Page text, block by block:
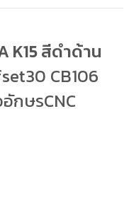
K15 สีดำด้าน
CB106
กษรCNC